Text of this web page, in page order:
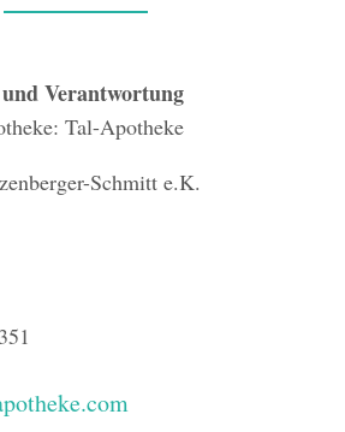
Verantwortung
Tal-Apotheke
Schmitt e.K.